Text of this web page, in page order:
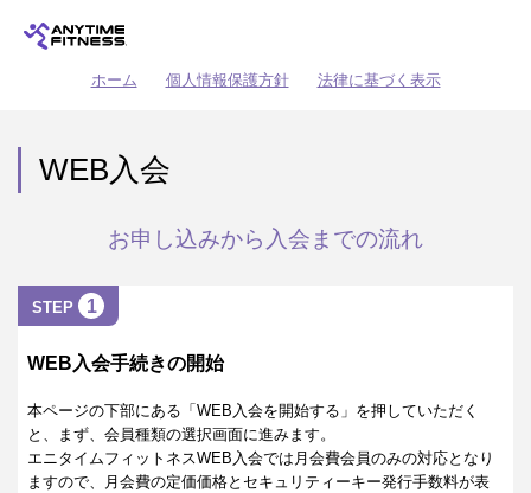
ホーム 個人情報保護方針 法律に基づく表示
WEB入会
お申し込みから入会までの流れ
STEP 1
WEB入会手続きの開始
本ページの下部にある「WEB入会を開始する」を押していただく
と、まず、会員種類の選択画面に進みます。
エニタイムフィットネスWEB入会では月会費会員のみの対応となり
ますので、月会費の定価価格とセキュリティーキー発行手数料が表